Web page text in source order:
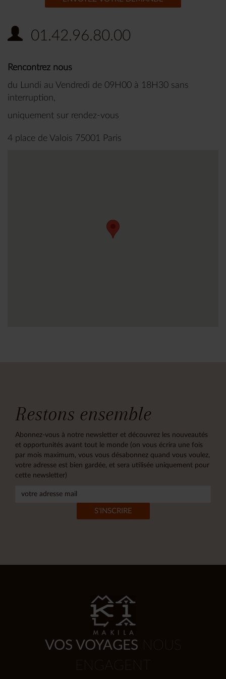
01.42.96.80.00
Rencontrez nous
du Lundi au Vendredi de 09H00 à 18H30 sans
interruption,
uniquement sur rendez-vous
4 place de Valois 75001 Paris
Restons ensemble
Abonnez-vous à notre newsletter et découvrez les nouveautés
et opportunités avant tout le monde (on vous écrira une fois
par mois maximum, vous vous désabonnez quand vous voulez,
votre adresse est bien gardée, et sera utilisée uniquement pour
cette newsletter)
VOS VOYAGES NOUS
ENGAGENT